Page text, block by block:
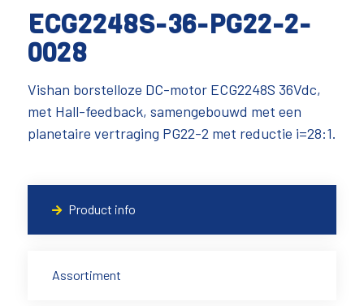
ECG2248S-36-PG22-2-
0028
Vishan borstelloze DC-motor ECG2248S 36Vdc,
met Hall-feedback, samengebouwd met een
planetaire vertraging PG22-2 met reductie i=28:1.
Product info
Assortiment